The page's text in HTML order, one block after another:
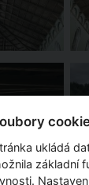
ukládá
základní